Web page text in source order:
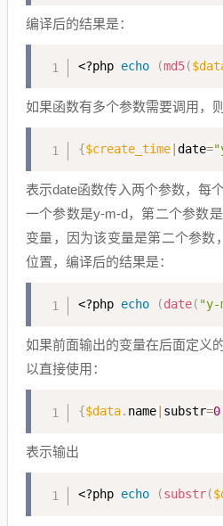
编译后的结果是：
<?php echo (md5(
如果函数有多个参数需要调用，则
{$create_time |date=
表示date函数传入两个参数，每
一个参数是y-m-d，第二个参数
变量，因为该变量是第二个参数
位置，编译后的结果是：
<?php echo (date( "y-
如果前面输出的变量在后面定义
以直接使用：
{$data. name substr=0
表示输出
<?php echo (substr(